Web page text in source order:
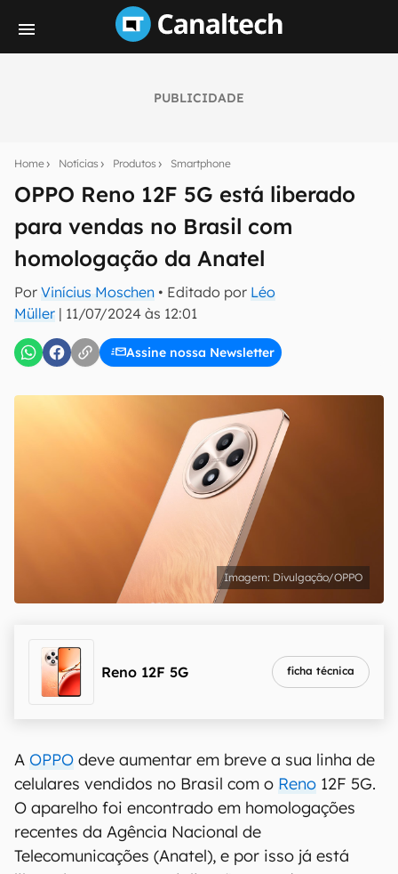
PUBLICIDADE
Home Notícias Produtos Smartphone
OPPO Reno 12F 5G está liberado
para vendas no Brasil com
homologação da Anatel
Por Vinícius Moschen • Editado por Léo
Müller | 11/07/2024 às 12:01
Assine nossa Newsletter
notícias e reviews sobre tecnologia em primeira
mão.
E-mail
inscreva-se
Confirmo que li, aceito e concordo com os Termos de
Uso e Política de Privacidade do Canaltech.
Divulgação/OPPO
Reno 12F 5G ficha técnica
A OPPO deve aumentar em breve a sua linha de
celulares vendidos no Brasil com o Reno 12F 5G.
O aparelho foi encontrado em homologações
recentes da Agência Nacional de
Telecomunicações (Anatel), e por isso já está